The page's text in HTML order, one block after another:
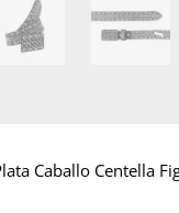
Caballo Centella